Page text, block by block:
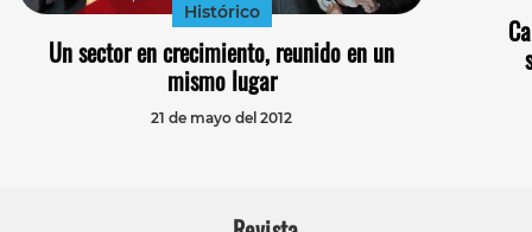
Histórico
Un sector en crecimiento, reunido en un
mismo lugar
21 de mayo del 2012